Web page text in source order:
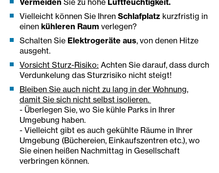
Vermeiden Sie zu hohe Luftfeuchtigkeit.
Vielleicht können Sie Ihren Schlafplatz kurzfristig in
einen kühleren Raum verlegen?
Schalten Sie Elektrogeräte aus, von denen Hitze
ausgeht.
Vorsicht Sturz-Risiko: Achten Sie darauf, dass durch
Verdunkelung das Sturzrisiko nicht steigt!
Bleiben Sie auch nicht zu lang in der Wohnung,
damit Sie sich nicht selbst isolieren.
- Überlegen Sie, wo Sie kühle Parks in Ihrer
Umgebung haben.
- Vielleicht gibt es auch gekühlte Räume in Ihrer
Umgebung (Büchereien, Einkaufszentren etc.), wo
Sie einen heißen Nachmittag in Gesellschaft
verbringen können.